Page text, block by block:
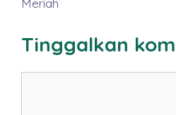
Meriah
Tinggalkan